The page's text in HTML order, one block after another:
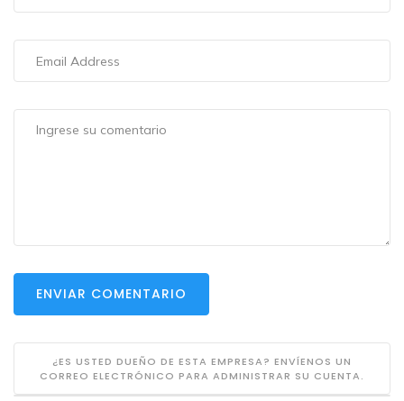
ENVIAR COMENTARIO
¿ES USTED DUEÑO DE ESTA EMPRESA? ENVÍENOS UN
CORREO ELECTRÓNICO PARA ADMINISTRAR SU CUENTA.